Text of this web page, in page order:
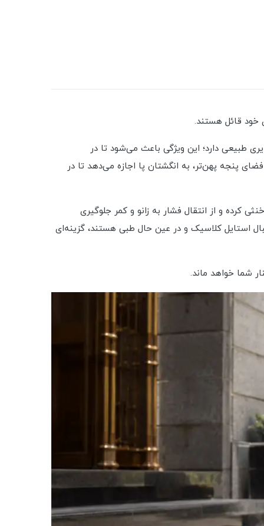
خود قائل هستند.
طبیعی دارد؛ این ویژگی باعث می‌شود تا در
پنجه پهن‌تر، به انگشتان پا اجازه می‌دهد تا در
کرده و از انتقال فشار به زانو و کمر جلوگیری
استایل کلاسیک و در عین حال طبی هستند، گزینه‌ای
شما خواهد ماند.